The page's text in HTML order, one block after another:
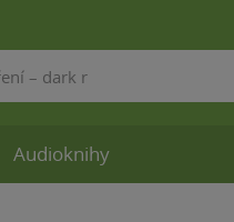
Audioknihy